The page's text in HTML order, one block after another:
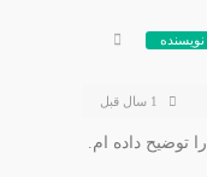
نویسنده
توضیح داده ام.